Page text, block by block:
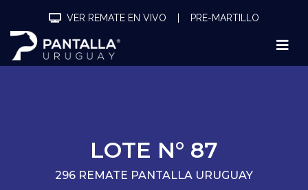
VER REMATE EN VIVO PRE-MARTILLO
LOTE N° 87
296 REMATE PANTALLA URUGUAY